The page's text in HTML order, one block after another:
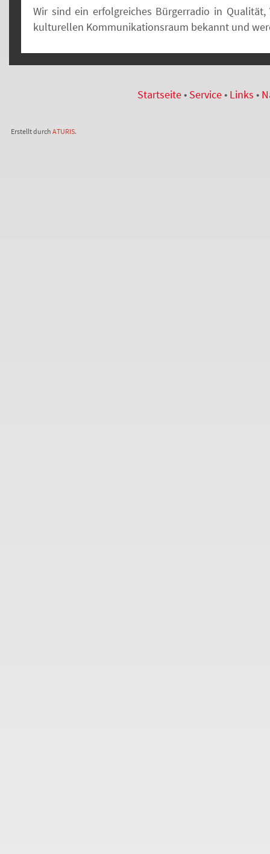
Wir sind ein erfolgreiches Bürgerradio in
kulturellen Kommunikationsraum bekannt und
Startseite• Service• Links •
Erstellt durch ATURIS.